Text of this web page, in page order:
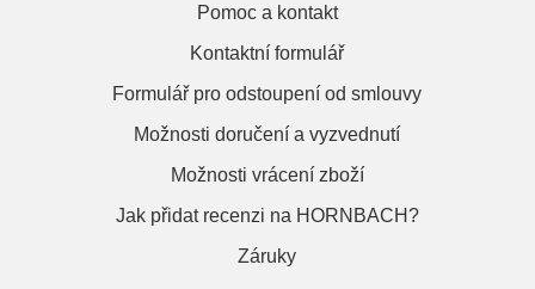
Pomoc a kontakt
Kontaktní formulář
Formulář pro odstoupení od smlouvy
Možnosti doručení a vyzvednutí
Možnosti vrácení zboží
Jak přidat recenzi na HORNBACH?
Záruky